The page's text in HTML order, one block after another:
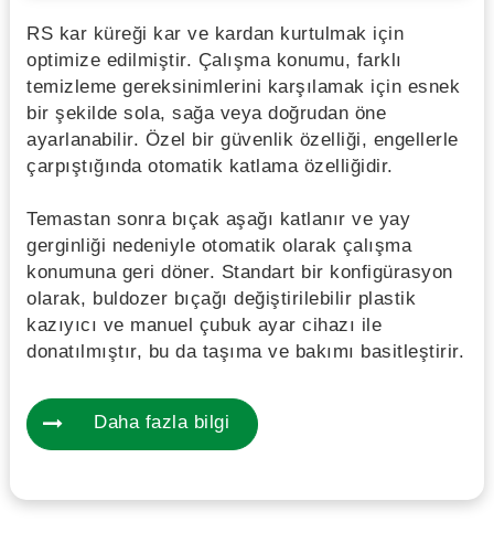
RS kar küreği kar ve kardan kurtulmak için
optimize edilmiştir. Çalışma konumu, farklı
temizleme gereksinimlerini karşılamak için esnek
bir şekilde sola, sağa veya doğrudan öne
ayarlanabilir. Özel bir güvenlik özelliği, engellerle
çarpıştığında otomatik katlama özelliğidir.
Temastan sonra bıçak aşağı katlanır ve yay
gerginliği nedeniyle otomatik olarak çalışma
konumuna geri döner. Standart bir konfigürasyon
olarak, buldozer bıçağı değiştirilebilir plastik
kazıyıcı ve manuel çubuk ayar cihazı ile
donatılmıştır, bu da taşıma ve bakımı basitleştirir.
Daha fazla bilgi